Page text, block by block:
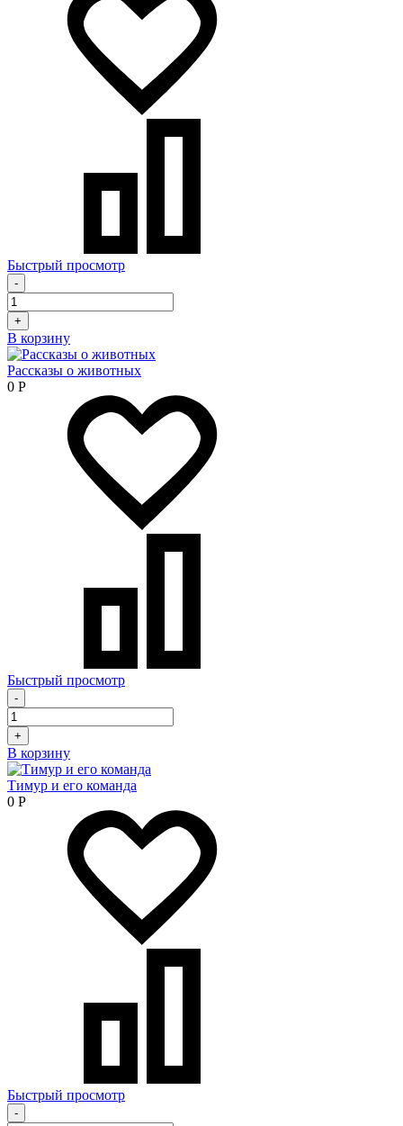
Быстрый просмотр
-
+
В корзину
Рассказы о животных
0 Р
Быстрый просмотр
-
+
В корзину
Тимур и его команда
0 Р
Быстрый просмотр
-